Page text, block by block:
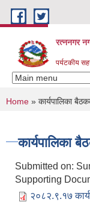
Skip to main content
रत्ननगर
पर्यटकीय
You are
Home » कार्यपालिका
कार्यपालिका
Submitted on:
Supporting
२०८२.९.१७